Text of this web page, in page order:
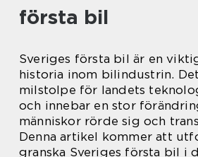
första bil
Sveriges första bil är en
historia inom bilindustrin.
milstolpe för landets
och innebar en stor
människor rörde sig och
Denna artikel kommer att
granska Sveriges första bil i